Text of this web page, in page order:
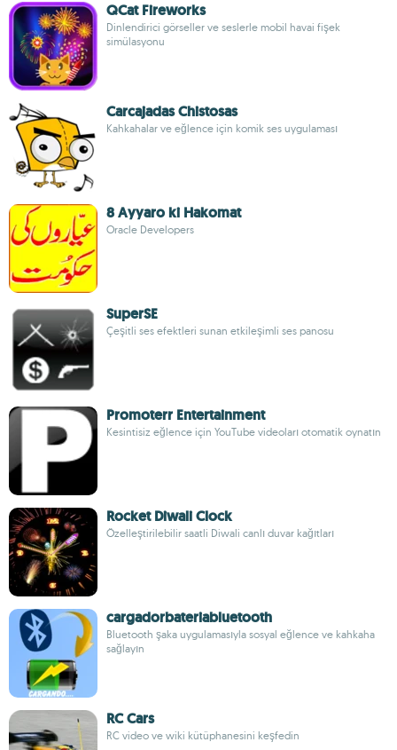
QCat Fireworks
Dinlendirici görseller ve seslerle mobil havai fişek
simülasyonu
Carcajadas Chistosas
Kahkahalar ve eğlence için komik ses uygulaması
8 Ayyaro ki Hakomat
Oracle Developers
SuperSE
Çeşitli ses efektleri sunan etkileşimli ses panosu
Promoterr Entertainment
Kesintisiz eğlence için YouTube videoları otomatik oynatın
Rocket Diwali Clock
Özelleştirilebilir saatli Diwali canlı duvar kağıtları
cargadorbateriabluetooth
Bluetooth şaka uygulamasıyla sosyal eğlence ve kahkaha
sağlayın
RC Cars
RC video ve wiki kütüphanesini keşfedin